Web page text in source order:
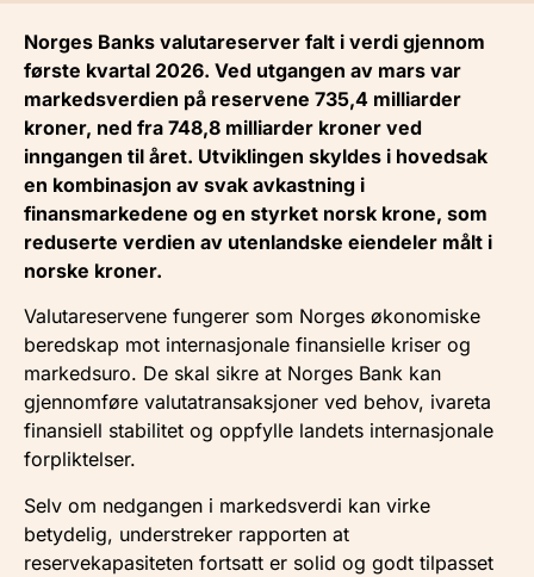
Norges Banks valutareserver falt i verdi gjennom
første kvartal 2026. Ved utgangen av mars var
markedsverdien på reservene 735,4 milliarder
kroner, ned fra 748,8 milliarder kroner ved
inngangen til året. Utviklingen skyldes i hovedsak
en kombinasjon av svak avkastning i
finansmarkedene og en styrket norsk krone, som
reduserte verdien av utenlandske eiendeler målt i
norske kroner.
Valutareservene fungerer som Norges økonomiske
beredskap mot internasjonale finansielle kriser og
markedsuro. De skal sikre at Norges Bank kan
gjennomføre valutatransaksjoner ved behov, ivareta
finansiell stabilitet og oppfylle landets internasjonale
forpliktelser.
Selv om nedgangen i markedsverdi kan virke
betydelig, understreker rapporten at
reservekapasiteten fortsatt er solid og godt tilpasset